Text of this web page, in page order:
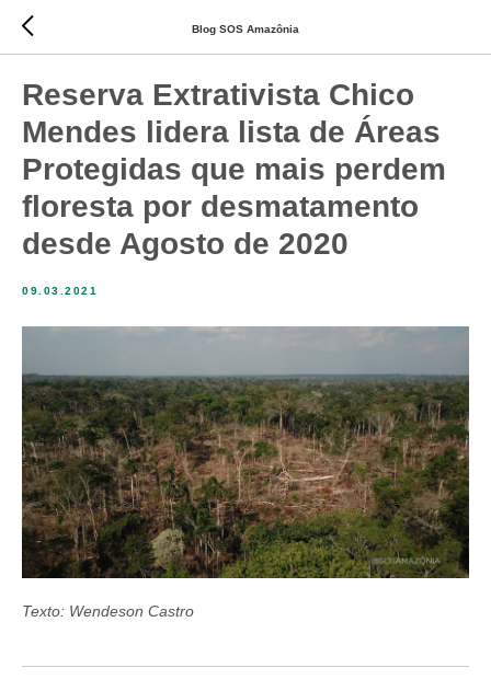
Blog SOS Amazônia
Reserva Extrativista Chico
Mendes lidera lista de Áreas
Protegidas que mais perdem
floresta por desmatamento
desde Agosto de 2020
09.03.2021
Texto: Wendeson Castro